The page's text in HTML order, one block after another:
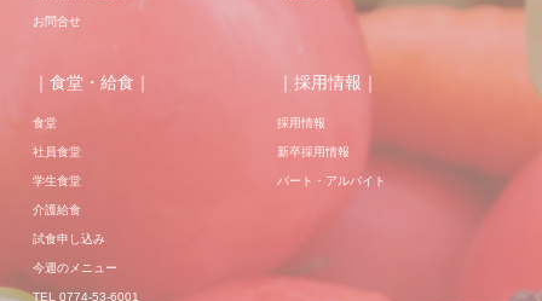
お問合せ
｜食堂・給食｜
食堂
社員食堂
学生食堂
介護給食
試食申し込み
今週のメニュー
TEL 0774-53-6001
｜採用情報｜
採用情報
新卒採用情報
パート・アルバイト